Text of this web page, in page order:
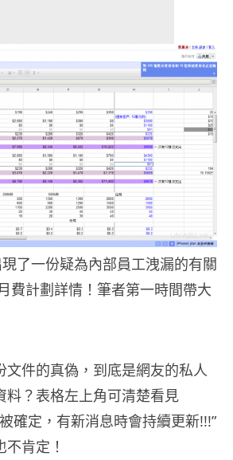
了一份疑為內部員工洩漏的有關
費計劃詳情！筆者第一時間帶大
文件的真偽，到底是網友的私人
料？表格左上角可清楚看見
確定，有新消息時會持續更新!!!”
肯定！